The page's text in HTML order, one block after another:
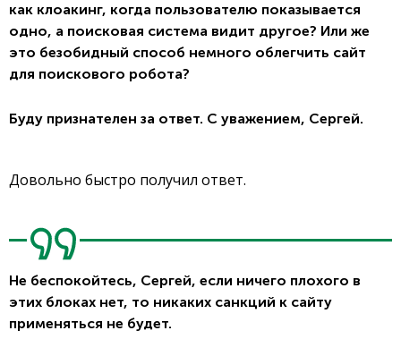
как клоакинг, когда пользователю показывается
одно, а поисковая система видит другое? Или же
это безобидный способ немного облегчить сайт
для поискового робота?
Буду признателен за ответ. С уважением, Сергей.
Довольно быстро получил ответ.
Не беспокойтесь, Сергей, если ничего плохого в
этих блоках нет, то никаких санкций к сайту
применяться не будет.